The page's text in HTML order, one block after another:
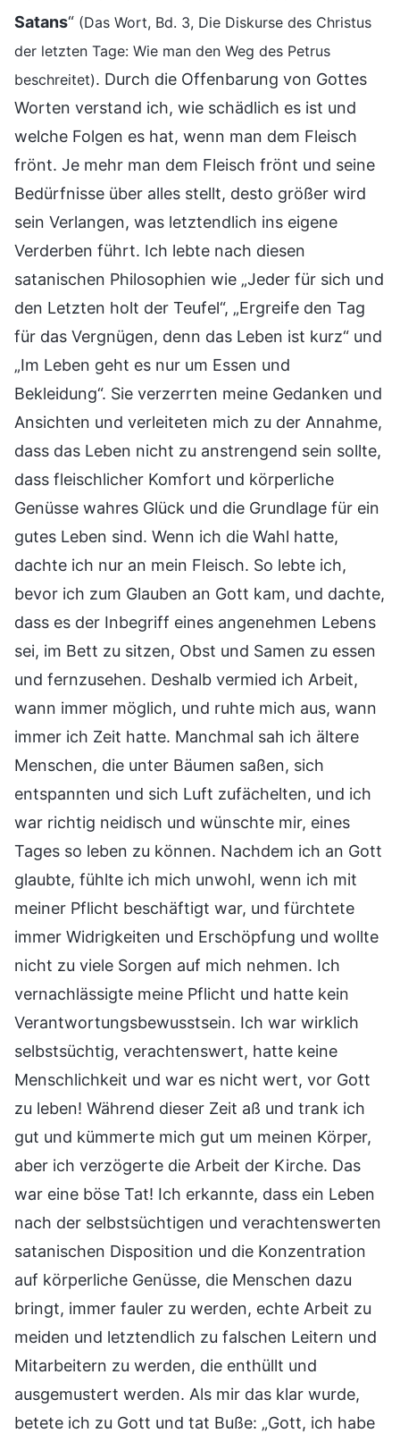
Satans“ (Das Wort, Bd. 3, Die Diskurse des Christus
der letzten Tage: Wie man den Weg des Petrus
beschreitet). Durch die Offenbarung von Gottes
Worten verstand ich, wie schädlich es ist und
welche Folgen es hat, wenn man dem Fleisch
frönt. Je mehr man dem Fleisch frönt und seine
Bedürfnisse über alles stellt, desto größer wird
sein Verlangen, was letztendlich ins eigene
Verderben führt. Ich lebte nach diesen
satanischen Philosophien wie „Jeder für sich und
den Letzten holt der Teufel“, „Ergreife den Tag
für das Vergnügen, denn das Leben ist kurz“ und
„Im Leben geht es nur um Essen und
Bekleidung“. Sie verzerrten meine Gedanken und
Ansichten und verleiteten mich zu der Annahme,
dass das Leben nicht zu anstrengend sein sollte,
dass fleischlicher Komfort und körperliche
Genüsse wahres Glück und die Grundlage für ein
gutes Leben sind. Wenn ich die Wahl hatte,
dachte ich nur an mein Fleisch. So lebte ich,
bevor ich zum Glauben an Gott kam, und dachte,
dass es der Inbegriff eines angenehmen Lebens
sei, im Bett zu sitzen, Obst und Samen zu essen
und fernzusehen. Deshalb vermied ich Arbeit,
wann immer möglich, und ruhte mich aus, wann
immer ich Zeit hatte. Manchmal sah ich ältere
Menschen, die unter Bäumen saßen, sich
entspannten und sich Luft zufächelten, und ich
war richtig neidisch und wünschte mir, eines
Tages so leben zu können. Nachdem ich an Gott
glaubte, fühlte ich mich unwohl, wenn ich mit
meiner Pflicht beschäftigt war, und fürchtete
immer Widrigkeiten und Erschöpfung und wollte
nicht zu viele Sorgen auf mich nehmen. Ich
vernachlässigte meine Pflicht und hatte kein
Verantwortungsbewusstsein. Ich war wirklich
selbstsüchtig, verachtenswert, hatte keine
Menschlichkeit und war es nicht wert, vor Gott
zu leben! Während dieser Zeit aß und trank ich
gut und kümmerte mich gut um meinen Körper,
aber ich verzögerte die Arbeit der Kirche. Das
war eine böse Tat! Ich erkannte, dass ein Leben
nach der selbstsüchtigen und verachtenswerten
satanischen Disposition und die Konzentration
auf körperliche Genüsse, die Menschen dazu
bringt, immer fauler zu werden, echte Arbeit zu
meiden und letztendlich zu falschen Leitern und
Mitarbeitern zu werden, die enthüllt und
ausgemustert werden. Als mir das klar wurde,
betete ich zu Gott und tat Buße: „Gott, ich habe